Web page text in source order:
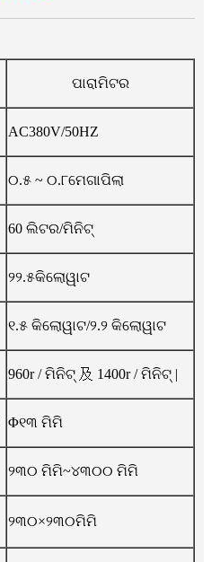
ପାରାମିଟର
AC380V/50HZ
୦.୫ ~ ୦.୮ମେଗାପିଲା
60 ଲିଟର/ମିନିଟ୍
୨୨.୫କିଲୋୱାଟ
୧.୫ କିଲୋୱାଟ/୨.୨ କିଲୋୱାଟ
960r / ମିନିଟ୍ 及 1400r / ମିନିଟ୍ |
Φ୧୩ ମିମି
୨୩୦ ମିମି~୪୩୦୦ ମିମି
୨୩୦×୨୩୦ମିମି